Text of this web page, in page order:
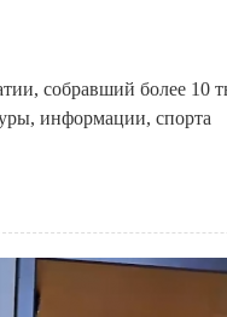
собравший более 10
информации, спорта